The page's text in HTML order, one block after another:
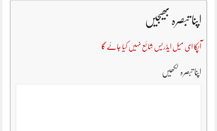
اپنا تبصرہ بھیجیں
آپکا ای میل ایڈریس شائع نہیں کیا جائے گا
اپنا تبصرہ لکھیں